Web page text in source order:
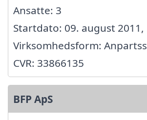
Ansatte: 3
Startdato: 09. august 2011,
Virksomhedsform:
CVR: 33866135
BFP ApS